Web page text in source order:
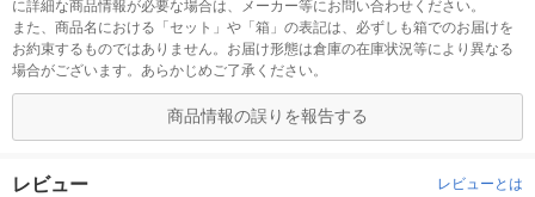
に詳細な商品情報が必要な場合は、メーカー等にお問い合わせください。
また、商品名における「セット」や「箱」の表記は、必ずしも箱でのお届けを
お約束するものではありません。お届け形態は倉庫の在庫状況等により異なる
場合がございます。あらかじめご了承ください。
商品情報の誤りを報告する
レビュー レビューとは